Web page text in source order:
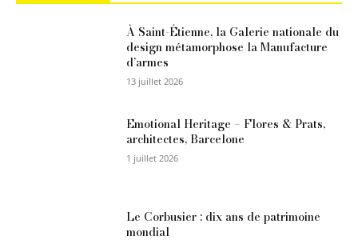
À Saint-Étienne, la Galerie nationale du
design métamorphose la Manufacture
d’armes
13 juillet 2026
Emotional Heritage – Flores & Prats,
architectes, Barcelone
1 juillet 2026
Le Corbusier : dix ans de patrimoine
mondial